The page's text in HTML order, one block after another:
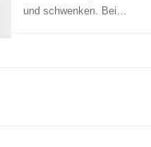
und schwenken. Bei…